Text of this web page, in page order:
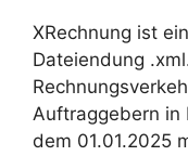
XRechnung ist
Dateiendung
Auftraggebern in
dem 01.01.2025